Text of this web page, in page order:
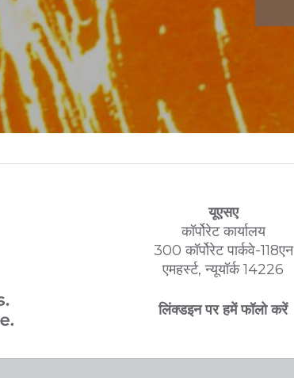
यूएसए
कॉर्पोरेट कार्यालय
300 कॉर्पोरेट पार्कवे-118एन
एमहर्स्ट, न्यूयॉर्क 14226
लिंक्डइन पर हमें फॉलो करें